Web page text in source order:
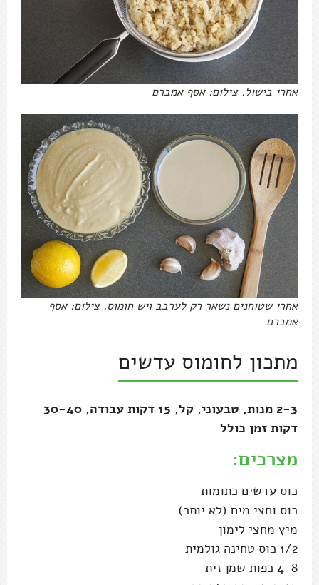
אחרי בישול. צילום: אסף אמברם
אחרי שטוחנים נשאר רק לערבב ויש חומוס. צילום: אסף
אמברם
מתכון לחומוס עדשים
2-3 מנות, טבעוני, קל, 15 דקות עבודה, 30-40
דקות זמן כולל
מצרכים:
כוס עדשים כתומות
כוס וחצי מים (לא יותר)
מיץ מחצי לימון
1/2 כוס טחינה גולמית
4-8 כפות שמן זית